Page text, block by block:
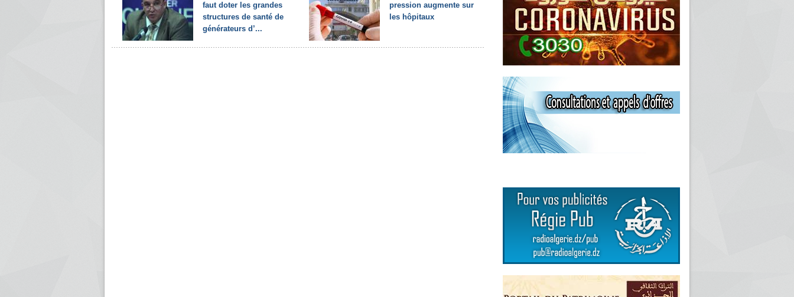
faut doter les grandes
structures de santé de
générateurs d’...
pression augmente sur
les hôpitaux